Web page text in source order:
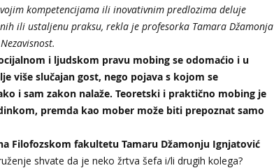
kompetencijama ili inovativnim predlozima deluje
ili ustaljenu praksu, rekla je profesorka Tamara Džamonja
i ljudskom pravu mobing se odomaćio i u
više slučajan gost, nego pojava s kojom se
i sam zakon nalaže. Teoretski i praktično mobing je
premda kao mober može biti prepoznat samo
Filofozskom fakultetu Tamaru Džamonju Ignjatović
shvate da je neko žrtva šefa i/li drugih kolega?